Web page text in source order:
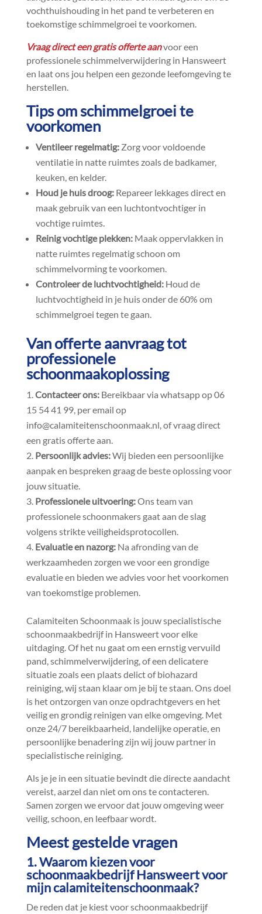
vochthuishouding in het pand te verbeteren en
toekomstige schimmelgroei te voorkomen.​
Vraag direct een gratis offerte aanvoor een
professionele schimmelverwijdering in Hansweert
en laat ons jou helpen een gezonde leefomgeving te
herstellen.​
Tips om schimmelgroei te
voorkomen
Ventileer regelmatig:Zorg voor voldoende
ventilatie in natte ruimtes zoals de badkamer,
keuken, en kelder.​
Houd je huis droog:Repareer lekkages direct en
maak gebruik van een luchtontvochtiger in
vochtige ruimtes.​
Reinig vochtige plekken:Maak oppervlakken in
natte ruimtes regelmatig schoon om
schimmelvorming te voorkomen.​
Controleer de luchtvochtigheid:Houd de
luchtvochtigheid in je huis onder de 60% om
schimmelgroei tegen te gaan.​
Van offerte aanvraag tot
professionele
schoonmaakoplossing
Contacteer ons:Bereikbaar via whatsapp op 06
15 54 41 99, per email op
info@calamiteitenschoonmaak.​nl, of vraag direct
een gratis offerte aan.​
Persoonlijk advies:Wij bieden een persoonlijke
aanpak en bespreken graag de beste oplossing voor
jouw situatie.​
Professionele uitvoering:Ons team van
professionele schoonmakers gaat aan de slag
volgens strikte veiligheidsprotocollen.​
Evaluatie en nazorg:Na afronding van de
werkzaamheden zorgen we voor een grondige
evaluatie en bieden we advies voor het voorkomen
van toekomstige problemen.​
Calamiteiten Schoonmaak is jouw specialistische
schoonmaakbedrijf in Hansweert voor elke
uitdaging.​ Of het nu gaat om een ernstig vervuild
pand, schimmelverwijdering, of een delicatere
situatie zoals een plaats delict of biohazard
reiniging, wij staan klaar om je bij te staan.​ Ons doel
is het ontzorgen van onze opdrachtgevers en het
veilig en grondig reinigen van elke omgeving.​ Met
onze 24/7 bereikbaarheid, landelijke operatie, en
persoonlijke benadering zijn wij jouw partner in
specialistische reiniging.​
Als je je in een situatie bevindt die directe aandacht
vereist, aarzel dan niet om ons te contacteren.​
Samen zorgen we ervoor dat jouw omgeving weer
veilig, schoon, en leefbaar wordt.​
Meest gestelde vragen
1.​ Waarom kiezen voor
schoonmaakbedrijf Hansweert voor
mijn calamiteitenschoonmaak?
De reden dat je kiest voor schoonmaakbedrijf